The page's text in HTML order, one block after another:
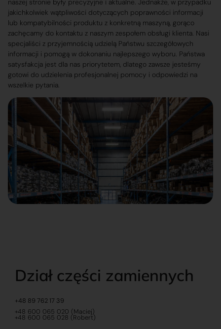
jakichkolwiek wątpliwości dotyczących poprawności informacji
lub kompatybilności produktu z konkretną maszyną, gorąco
zachęcamy do kontaktu z naszym zespołem obsługi klienta. Nasi
specjaliści z przyjemnością udzielą Państwu szczegółowych
informacji i pomogą w dokonaniu najlepszego wyboru. Państwa
satysfakcja jest dla nas priorytetem, dlatego zawsze jesteśmy
gotowi do udzielenia profesjonalnej pomocy i odpowiedzi na
wszelkie pytania.
Dział części zamiennych
+48 89 762 17 39
+48 600 065 020 (Maciej)
+48 600 065 028 (Robert)